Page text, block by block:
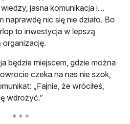
jasna komunikacja i…
naprawdę nic się nie działo. Bo
to inwestycja w lepszą
organizację.
będzie miejscem, gdzie można
czeka na nas nie szok,
„Fajnie, że wróciłeś,
wdrożyć.”